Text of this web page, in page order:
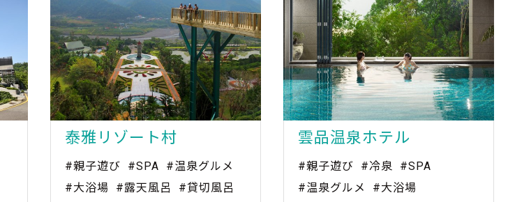
泰雅リゾート村
#親子遊び #SPA
#温泉グルメ
#大浴場
#露天風呂
#貸切風呂
雲品温泉ホテル
#親子遊び #冷泉
#SPA
#温泉グルメ
#大浴場